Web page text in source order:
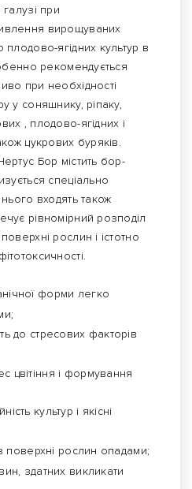
галузі при
вирощуваних
ягідних культур в
рекомендується
при необхідності
у соняшнику, ріпаку,
, плодово-ягідних і
цукрових буряків.
Бор містить бор-
спеціально
входять також
рівномірний розподіл
рослин і істотно
форми легко
до стресових факторів
і формування
культур і якісні
поверхні рослин опадами;
здатних викликати